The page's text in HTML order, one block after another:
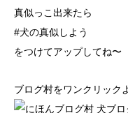
真似っこ出来たら
#犬の真似しよう
をつけてアップしてね〜
ブログ村をワンクリック